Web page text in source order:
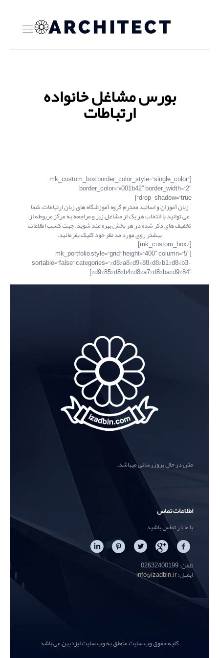
بورس مشاغل خانواده
ارتباطات
[mk_custom_box border_color_style=”single_color”
border_color=”#001b42″ border_width=”2″
drop_shadow=”true”]
زبان آموزان و اساتید محترم گروه آموزشگاه های زبان ارتباطات، شما
می توانید با انتخاب هر یک از مشاغل زیر و مراجعه به مرکز مربوطه از
تخفیف های ذکر شده در هر بخش بهره مند شوید. جهت کسب اطلاعات
بیشتر روی مورد مد نظر خود کلیک بفرمائید.
[/mk_custom_box]
[mk_portfolio style=”grid” height=”400″ column=”5″
sortable=”false” categories=”%d8%a8%d9%88%d8%b1%d8%b3-
%d9%85%d8%b4%d8%a7%d8%ba%d9%84″]
متن در حال بروزرسانی میباشد.
اطلاعات تماس
با ما در تماس باشید
تلفن: 02632400199
ایمیل:info@izadbin.ir
کلیه حقوق وب سایت متعلق به وب سایت ایزدبین می باشد